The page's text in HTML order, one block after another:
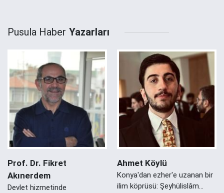
Pusula Haber Yazarları
Prof. Dr. Fikret
Akınerdem
Devlet hizmetinde
Ahmet Köylü
Konya'dan ezher'e uzanan bir
ilim köprüsü: Şeyhülislâm